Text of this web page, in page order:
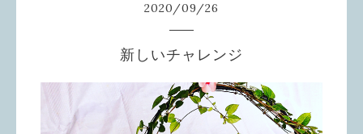
2020/09/26
新しいチャレンジ